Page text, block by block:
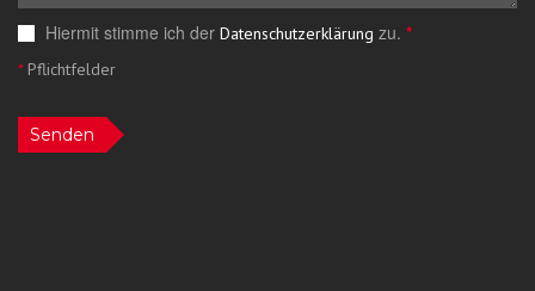
Hiermit stimme ich der Datenschutzerklärung zu. *
*Pflichtfelder
Senden